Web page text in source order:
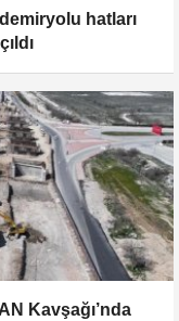
hatları
Kavşağı’nda